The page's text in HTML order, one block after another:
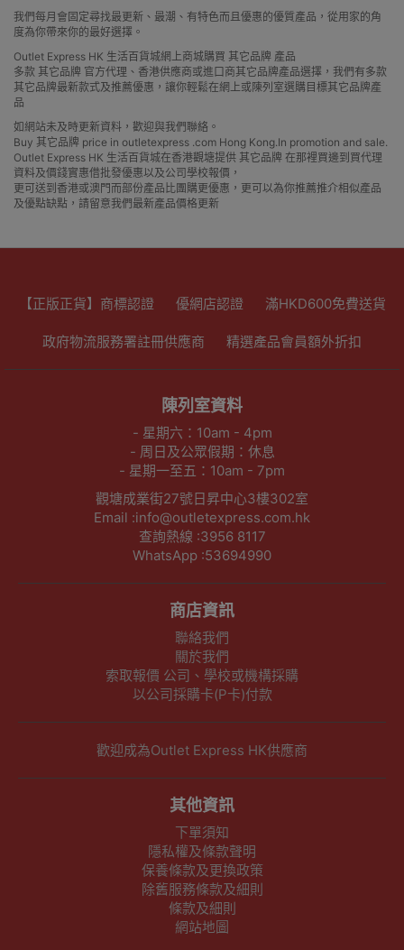
我們每月會固定尋找最更新、最潮、有特色而且優惠的優質產品，從用家的角
度為你帶來你的最好選擇。
Outlet Express HK 生活百貨城網上商城購買 其它品牌 產品
多款 其它品牌 官方代理、香港供應商或進口商其它品牌產品選擇，我們有多款
其它品牌最新款式及推薦優惠，讓你輕鬆在網上或陳列室選購目標其它品牌產
品
如網站未及時更新資料，歡迎與我們聯絡。
Buy 其它品牌 price in outletexpress .com Hong Kong.In promotion and sale.
Outlet Express HK 生活百貨城在香港觀塘提供 其它品牌 在那裡買邊到買代理
資料及價錢實惠借批發優惠以及公司學校報價，
更可送到香港或澳門而部份產品比團購更優惠，更可以為你推薦推介相似產品
及優點缺點，請留意我們最新產品價格更新
【正版正貨】商標認證 優網店認證 滿HKD600免費送貨
政府物流服務署註冊供應商 精選產品會員額外折扣
陳列室資料
- 星期六：10am - 4pm
- 周日及公眾假期：休息
- 星期一至五：10am - 7pm
觀塘成業街27號日昇中心3樓302室
Email :info@outletexpress.com.hk
查詢熱線 :3956 8117
WhatsApp :53694990
商店資訊
聯絡我們
關於我們
索取報價 公司、學校或機構採購
以公司採購卡(P卡)付款
歡迎成為Outlet Express HK供應商
其他資訊
下單須知
隱私權及條款聲明
保養條款及更換政策
除舊服務條款及細則
條款及細則
網站地圖